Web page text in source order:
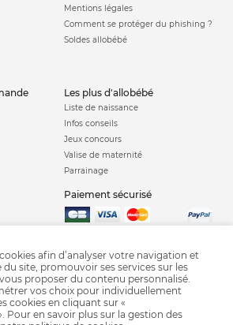
Mentions légales
Comment se protéger du phishing ?
Soldes allobébé
les plus d'allobébé
Liste de naissance
Infos conseils
Jeux concours
Valise de maternité
Parrainage
Paiement sécurisé
afin d’analyser votre navigation et
du site, promouvoir ses services sur les
proposer du contenu personnalisé.
vos choix pour individuellement
cookies en cliquant sur «
Pour en savoir plus sur la gestion des